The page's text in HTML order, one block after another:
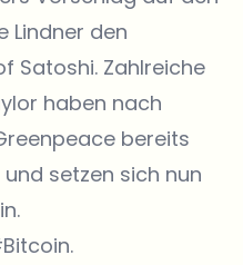
Lindner den
Satoshi. Zahlreiche
haben nach
bereits
setzen sich nun
.